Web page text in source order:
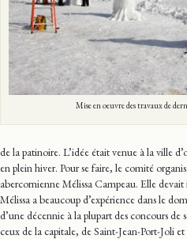
Mise en oeuvre des travaux de
de la patinoire. L’idée était venue à la ville
en plein hiver. Pour se faire, le comité
abercornienne Mélissa Campeau. Elle
Mélissa a beaucoup d’expérience dans le
d’une décennie à la plupart des concours
ceux de la capitale, de Saint-Jean-Port-Joli